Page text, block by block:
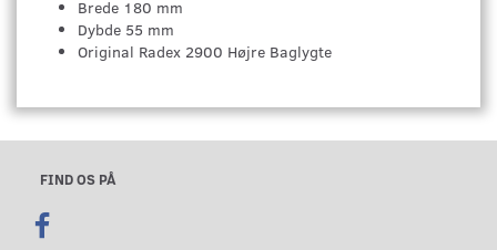
Brede 180 mm
Dybde 55 mm
Original Radex 2900 Højre Baglygte
FIND OS PÅ